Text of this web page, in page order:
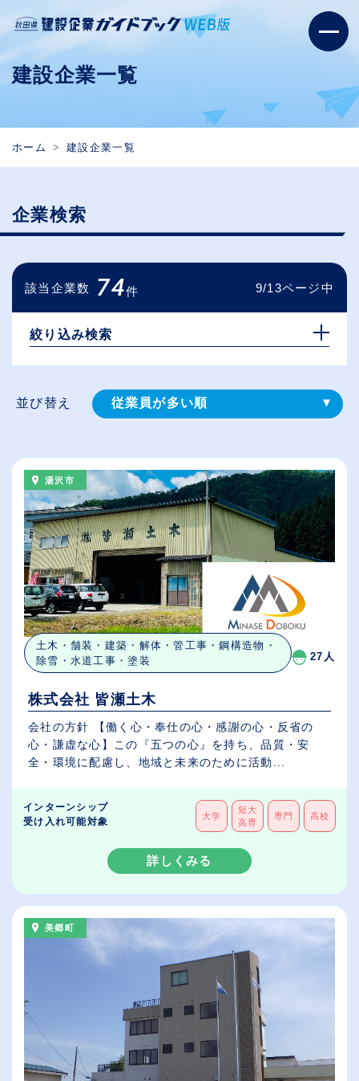
建設企業一覧
ホーム 建設企業一覧
企業検索
該当企業数 74件 9/13ページ中
絞り込み検索
並び替え 従業員が多い順
給与が高い順
（⾼卒の給与を基準）
休日数が多い順
湯沢市
土木・舗装・建築・解体・管工事・鋼構造物・
除雪・水道工事・塗装
27人
株式会社 皆瀬土木
会社の方針 【働く心・奉仕の心・感謝の心・反省の
心・謙虚な心】この『五つの心』を持ち、品質・安
全・環境に配慮し、地域と未来のために活動...
インターンシップ
受け入れ可能対象
大学
短大
高専
専門 高校
詳しくみる
美郷町